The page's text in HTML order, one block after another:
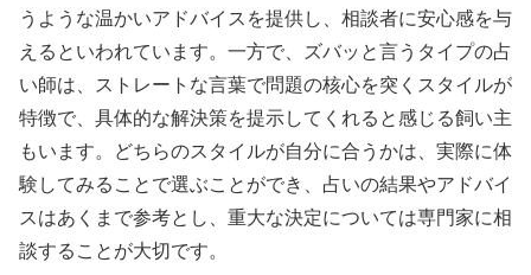
うような温かいアドバイスを提供し、相談者に安心感を与
えるといわれています。一方で、ズバッと言うタイプの占
い師は、ストレートな言葉で問題の核心を突くスタイルが
特徴で、具体的な解決策を提示してくれると感じる飼い主
もいます。どちらのスタイルが自分に合うかは、実際に体
験してみることで選ぶことができ、占いの結果やアドバイ
スはあくまで参考とし、重大な決定については専門家に相
談することが大切です。